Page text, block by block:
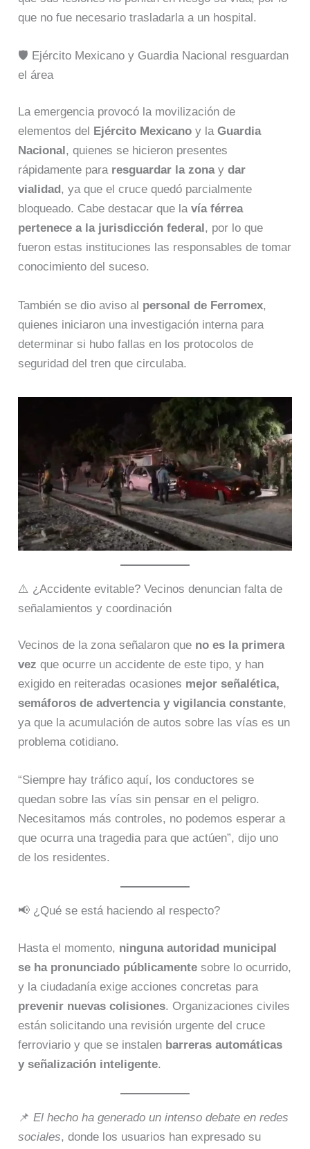
que no fue necesario trasladarla a un hospital.
🛡️ Ejército Mexicano y Guardia Nacional resguardan
el área
La emergencia provocó la movilización de
elementos del
Ejército Mexicano y laGuardia
Nacional , quienes se hicieron presentes
rápidamente para resguardar la zonaydar
vialidad , ya que el cruce quedó parcialmente
bloqueado. Cabe destacar que lavía férrea
pertenece a la jurisdicción federal , por lo que
fueron estas instituciones las responsables de tomar
conocimiento del suceso.
También se dio aviso al personal de Ferromex,
quienes iniciaron una investigación interna para
determinar si hubo fallas en los protocolos de
seguridad del tren que circulaba.
⚠️ ¿Accidente evitable? Vecinos denuncian falta de
señalamientos y coordinación
Vecinos de la zona señalaron que no es la primera
vez que ocurre un accidente de este tipo, y han
exigido en reiteradas ocasiones mejor señalética,
semáforos de advertencia y vigilancia constante,
ya que la acumulación de autos sobre las vías es un
problema cotidiano.
“Siempre hay tráfico aquí, los conductores se
quedan sobre las vías sin pensar en el peligro.
Necesitamos más controles, no podemos esperar a
que ocurra una tragedia para que actúen”, dijo uno
de los residentes.
📢 ¿Qué se está haciendo al respecto?
Hasta el momento, ninguna autoridad municipal
se ha pronunciado públicamente sobre lo ocurrido,
y la ciudadanía exige acciones concretas para
prevenir nuevas colisiones. Organizaciones civiles
están solicitando una revisión urgente del cruce
ferroviario y que se instalen barreras automáticas
y señalización inteligente.
📌El hecho ha generado un intenso debate en redes
sociales, donde los usuarios han expresado su